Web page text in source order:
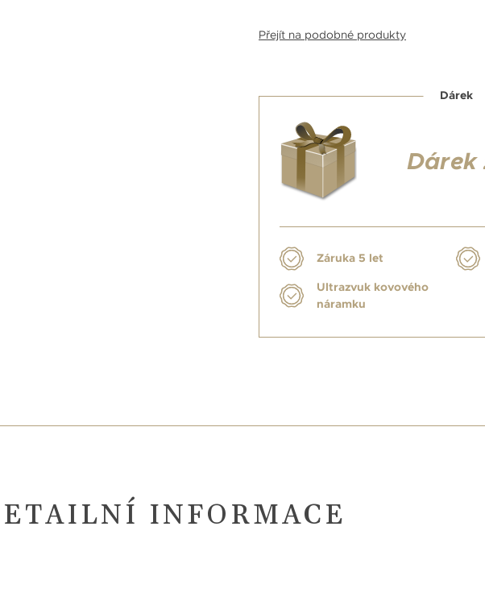
Přejít na podobné produkty
Dárek
Dárek
Záruka 5 let
Ultrazvuk kovového
náramku
INFORMACE